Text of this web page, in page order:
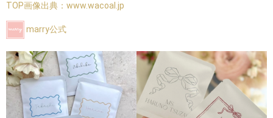
TOP画像出典： www.wacoal.jp
marry公式